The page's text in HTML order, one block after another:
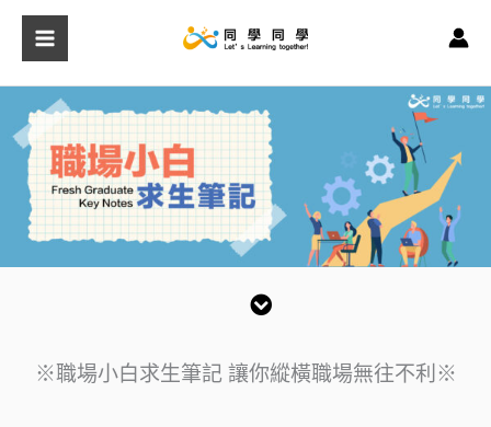
內
※職場小白求生筆記 讓你縱橫職場無往不利※